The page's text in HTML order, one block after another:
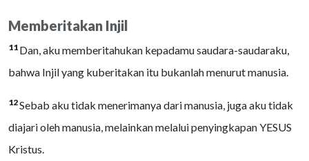
Memberitakan Injil
11 Dan, aku memberitahukan kepadamu saudara-saudaraku,
bahwa Injil yang kuberitakan itu bukanlah menurut manusia.
12Sebab aku tidak menerimanya dari manusia, juga aku tidak
diajari oleh manusia, melainkan melalui penyingkapan YESUS
Kristus.